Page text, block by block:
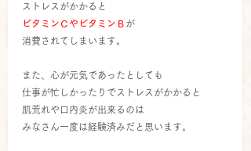
ストレスがかかると
ビタミンＣやビタミンＢ が
消費されてしまいます。
また、心が元気であったとしても
仕事が忙しかったりでストレスがかかると
肌荒れや口内炎が出来るのは
みなさん一度は経験済みだと思います。